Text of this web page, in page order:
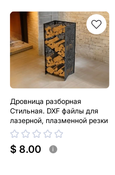
Дровница разборная
Стильная. DXF файлы для
лазерной, плазменной резки
$ 8.00 i